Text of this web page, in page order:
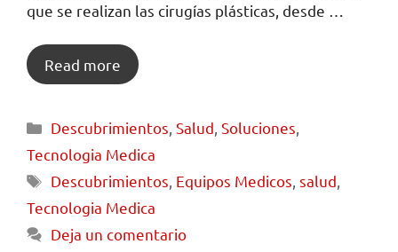
que se realizan las cirugías plásticas, desde …
Read more
Descubrimientos ,Salud ,Soluciones
Tecnologia Medica
Descubrimientos Equipos Medicos ,salud
Tecnologia Medica
Deja un comentario